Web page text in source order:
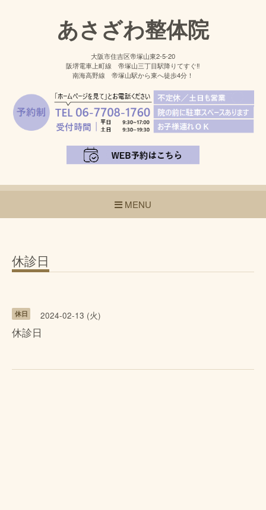
あさざわ整体院
大阪市住吉区帝塚山東2-5-20
阪堺電車上町線 帝塚山三丁目駅降りてすぐ‼
南海高野線 帝塚山駅から東へ徒歩4分！
MENU
休診日
休日 2024-02-13 (火)
休診日